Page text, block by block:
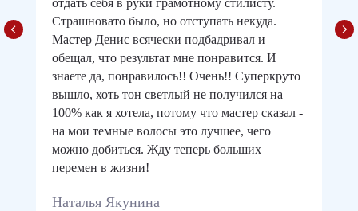
отдать себя в руки грамотному стилисту.
Страшновато было, но отступать некуда.
Мастер Денис всячески подбадривал и
обещал, что результат мне понравится. И
знаете да, понравилось!! Очень!! Суперкруто
вышло, хоть тон светлый не получился на
100% как я хотела, потому что мастер сказал -
на мои темные волосы это лучшее, чего
можно добиться. Жду теперь больших
перемен в жизни!
Наталья Якунина